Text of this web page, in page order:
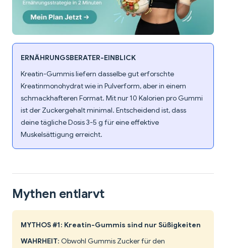
ERNÄHRUNGSBERATER-EINBLICK
Kreatin-Gummis liefern dasselbe gut erforschte
Kreatinmonohydrat wie in Pulverform, aber in einem
schmackhafteren Format. Mit nur 10 Kalorien pro Gummi
ist der Zuckergehalt minimal. Entscheidend ist, dass
deine tägliche Dosis 3-5 g für eine effektive
Muskelsättigung erreicht.
Mythen entlarvt
MYTHOS #1: Kreatin-Gummis sind nur Süßigkeiten
WAHRHEIT: Obwohl Gummis Zucker für den